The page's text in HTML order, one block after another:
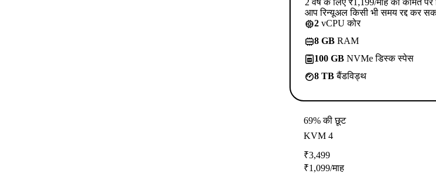
आप रिन्यूअल किसी भी समय रद्द कर
2 vCPU कोर
8 GB RAM
100 GB NVMe डिस्क स्पेस
8 TBबैंडविड्थ
69% की छूट
KVM 4
₹3,499
₹1,099/माह